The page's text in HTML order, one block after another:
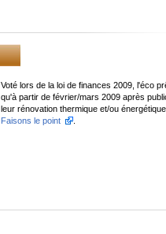
Voté lors de la loi de finances 2009, l'éco
qu'à partir de février/mars 2009 après
leur rénovation thermique et/ou
Faisons le point
.